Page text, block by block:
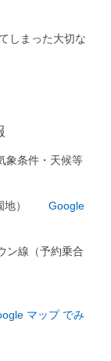
しまった大切な
条件・天候等
園地） Google
ン線（予約乗合
マップ でみ